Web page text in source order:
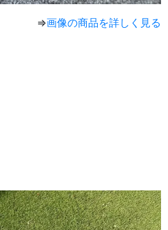
⇒画像の商品を詳しく見る